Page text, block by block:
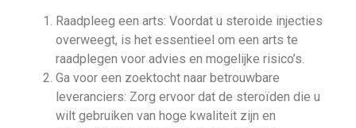
Raadpleeg een arts: Voordat u steroide injecties
overweegt, is het essentieel om een arts te
raadplegen voor advies en mogelijke risico’s.
Ga voor een zoektocht naar betrouwbare
leveranciers: Zorg ervoor dat de steroïden die u
wilt gebruiken van hoge kwaliteit zijn en